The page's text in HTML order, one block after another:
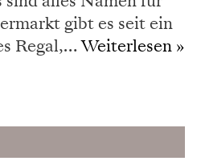
gibt es seit ein
Regal,…Weiterlesen »